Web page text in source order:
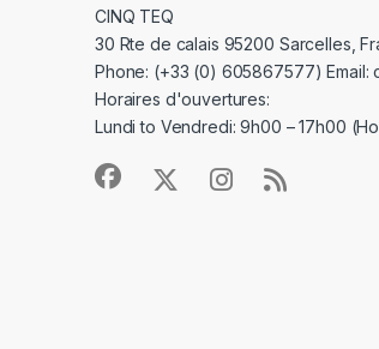
CINQ TEQ
30 Rte de calais 95200 Sarcelles,
Phone: (+33 (0) 605867577) Email:
Horaires d'ouvertures:
Lundi to Vendredi: 9h00 – 17h00